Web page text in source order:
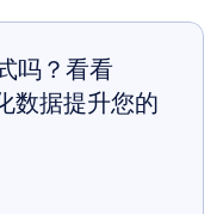
吗？看看
数据提升您的